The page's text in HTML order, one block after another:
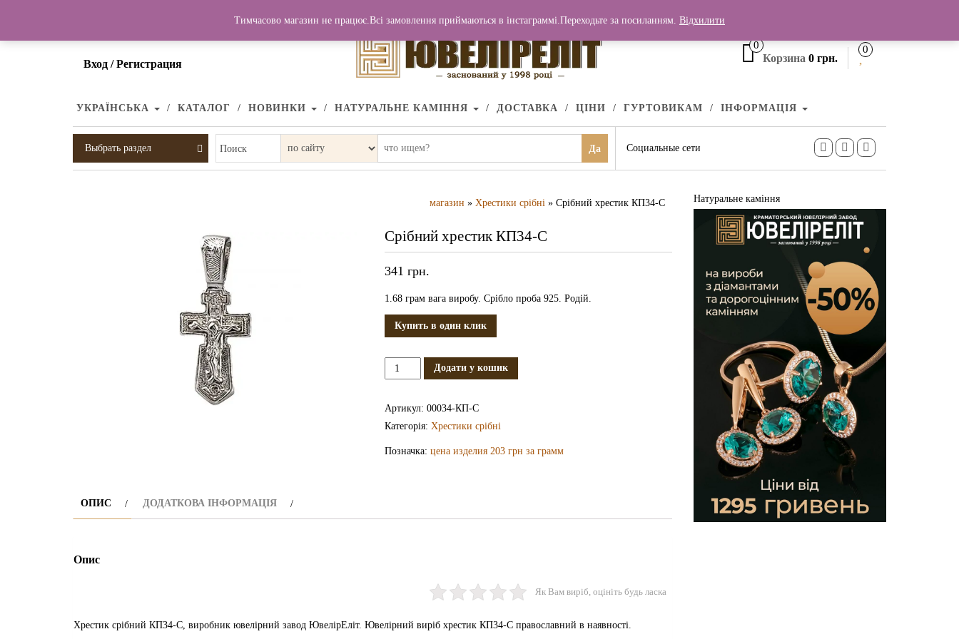
Вход / Регистрация
0
Корзина 0 грн.
0
УКРАЇНСЬКА КАТАЛОГ НОВИНКИ НАТУРАЛЬНЕ КАМІННЯ ДОСТАВКА ЦІНИ ГУРТОВИКАМ ІНФОРМАЦІЯ
Выбрать раздел Поиск Да Социальные сети
магазин » Хрестики срібні » Срібний хрестик КП34-С
Срібний хрестик КП34-С
341 грн.
1.68 грам вага виробу. Срібло проба 925. Родій.
Купить в один клик
Срібний
хрестик
Додати у кошик
Артикул: 00034-КП-С
Категорія: Хрестики срібні
Позначка: цена изделия 203 грн за грамм
ОПИС ДОДАТКОВА ІНФОРМАЦІЯ
Опис
Як Вам виріб, оцініть будь ласка
Хрестик срібний КП34-С, виробник ювелірний завод ЮвелірЕліт. Ювелірний виріб хрестик КП34-С православний в наявності.
Натуральне каміння
Тимчасово магазин не працює.Всі замовлення приймаються в інстаграммі.Переходьте за посиланням. Відхилити